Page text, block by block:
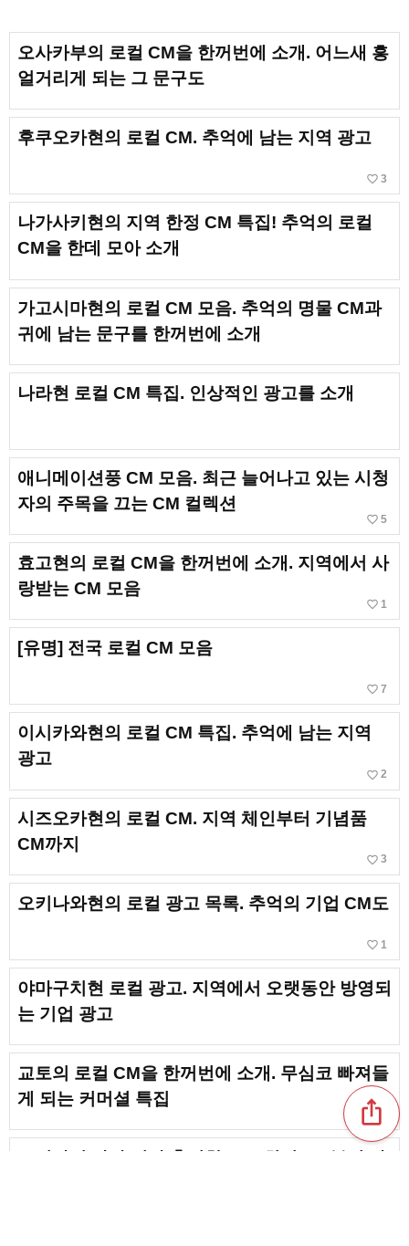
오사카부의 로컬 CM을 한꺼번에 소개. 어느새 흥
얼거리게 되는 그 문구도
후쿠오카현의 로컬 CM. 추억에 남는 지역 광고
favorite_border 3
나가사키현의 지역 한정 CM 특집! 추억의 로컬
CM을 한데 모아 소개
가고시마현의 로컬 CM 모음. 추억의 명물 CM과
귀에 남는 문구를 한꺼번에 소개
나라현 로컬 CM 특집. 인상적인 광고를 소개
애니메이션풍 CM 모음. 최근 늘어나고 있는 시청
자의 주목을 끄는 CM 컬렉션
favorite_border 5
효고현의 로컬 CM을 한꺼번에 소개. 지역에서 사
랑받는 CM 모음
favorite_border 1
[유명] 전국 로컬 CM 모음
favorite_border 7
이시카와현의 로컬 CM 특집. 추억에 남는 지역
광고
favorite_border 2
시즈오카현의 로컬 CM. 지역 체인부터 기념품
CM까지
favorite_border 3
오키나와현의 로컬 광고 목록. 추억의 기업 CM도
favorite_border 1
야마구치현 로컬 광고. 지역에서 오랫동안 방영되
는 기업 광고
교토의 로컬 CM을 한꺼번에 소개. 무심코 빠져들
게 되는 커머셜 특집
ios_share